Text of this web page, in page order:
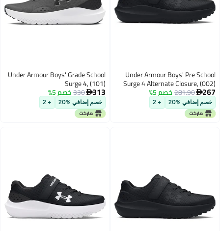
Under Armour Boys' Pre School
Surge 4 Alternate Closure, (002)
Black/Black/Black, 13.5, US
267
281.90خصم 5%
خصم إضافي %20 + 2
Under Armour Boys' Grade School
Surge 4, (101)
Castlerock/Anthracite/Anthracite,
4, US
313
330خصم 5%
خصم إضافي %20 + 2